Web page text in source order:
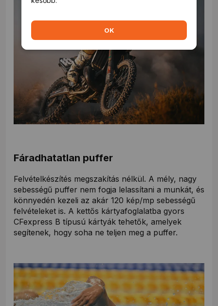
Fáradhatatlan puffer
Felvételkészítés megszakítás nélkül. A mély, nagy
sebességű puffer nem fogja lelassítani a munkát, és
könnyedén kezeli az akár 120 kép/mp sebességű
felvételeket is. A kettős kártyafoglalatba gyors
CFexpress B típusú kártyák tehetők, amelyek
segítenek, hogy soha ne teljen meg a puffer.
OK
OK